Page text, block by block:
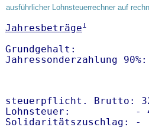
ausführlicher Lohnsteuerrechner auf
Jahresbeträge1
Grundgehalt:
steuerpflicht. Brutto:
Lohnsteuer:           -
Solidaritätszuschlag: -